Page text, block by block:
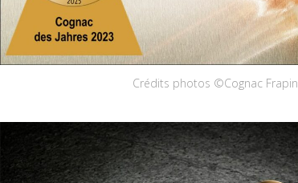
Crédits photos ©Cognac Frapin